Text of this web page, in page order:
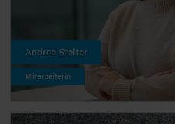
Andrea Stelter
Mitarbeiterin